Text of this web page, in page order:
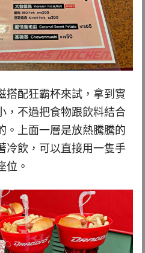
搭配狂霸杯來試，拿到實
，不過把食物跟飲料結合
。上面一層是放熱騰騰的
冷飲，可以直接用一隻手
位。